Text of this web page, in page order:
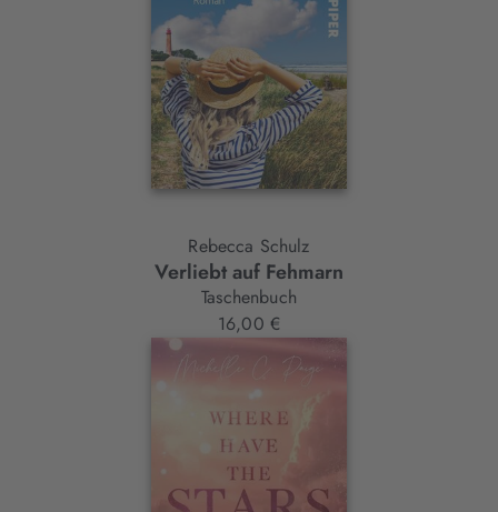
Rebecca Schulz
Verliebt auf Fehmarn
Taschenbuch
16,00 €